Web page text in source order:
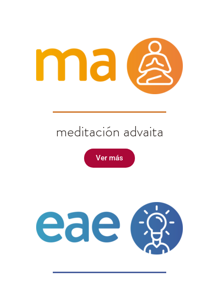
meditación advaita
Ver más